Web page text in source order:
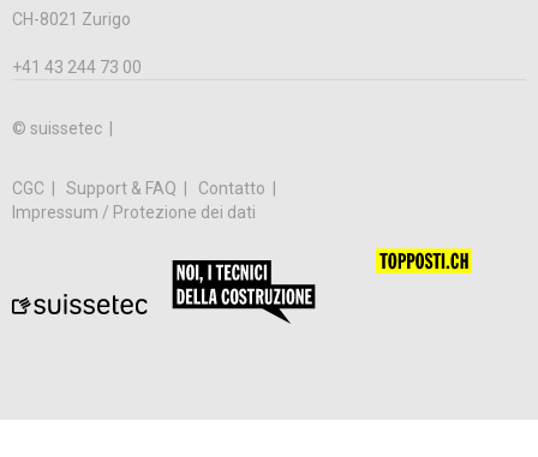
CH-8021 Zurigo
+41 43 244 73 00
© suissetec |
CGC Support & FAQ
Contatto
Impressum / Protezione dei dati